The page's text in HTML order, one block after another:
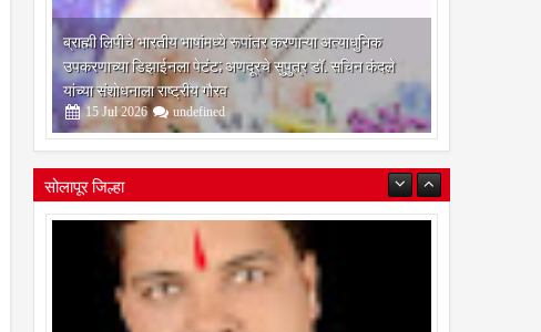
ब्राह्मी लिपीचे भारतीय भाषांमध्ये रूपांतर करणाऱ्या अत्याधुनिक
उपकरणाच्या डिझाईनला पेटंट; अणदूरचे सुपुत्र डॉ. सचिन कंदले
यांच्या संशोधनाला राष्ट्रीय गौरव
15 Jul 2026 undefined
सोलापूर जिल्हा